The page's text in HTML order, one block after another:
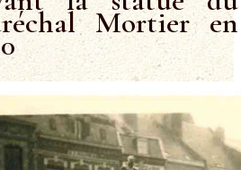
Mortier en